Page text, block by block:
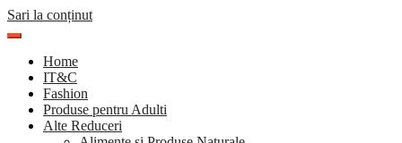
Sari la conținut
Home
IT&C
Fashion
Produse pentru Adulti
Alte Reduceri